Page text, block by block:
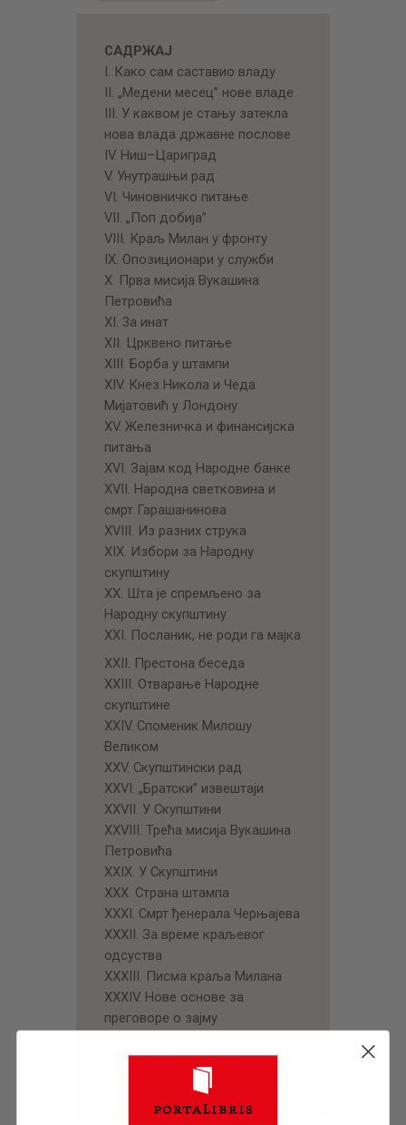
САДРЖАЈ
I. Како сам саставио владу
II. „Медени месец” нове владе
III. У кaквoм je стању затекла
нoвa влада државне послове
IV. Ниш–Цариград
V. Унутрашњи рад
VI. Чиновничко питање
VII. „Поп добија”
VIII. Краљ Милан у фронту
IX. Опозиционари у служби
X. Прва мисија Вукашина
Петровића
XI. 3а инат
XII. Црквено питање
XIII. Борба у штампи
XIV. Кнез Никола и Чеда
Мијатовић у Лондону
XV. Железничка и финансијска
питања
XVI. Зајам код Народне банке
XVII. Народна светковина и
смрт Гарашанинова
XVIII. Из разних струка
XIX. Избори за Народну
скупштину
XX. Шта је спремљено за
Народну скупштину
XXI. Посланик, не роди га мајка
XXII. Престона беседа
ХХIII. Отварање Народне
скупштине
XXIV. Споменик Милошу
Великом
XXV. Скупштински рад
XXVI. „Братски” извештаји
XXVII. У Скупштини
XXVIII. Трећа мисија Вукашина
Петровића
XXIX. У Скупштини
XXX. Страна штампа
XXXI. Смрт ђенерала Черњајева
XXXII. За време краљевог
одсуства
XXXIII. Писма краља Милана
XXXIV. Нове основе за
преговоре о зајму
преговорима за зајам